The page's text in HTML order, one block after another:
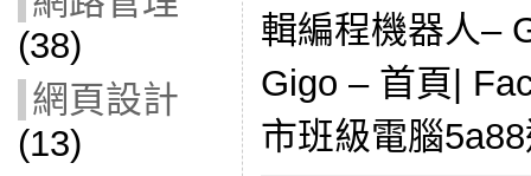
(38)
網頁設計
(13)
輯編程機器人–
Gigo – 首頁|
市班級電腦